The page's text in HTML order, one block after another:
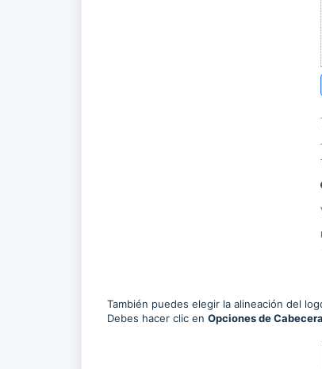
También puedes elegir la alineación del
Debes hacer clic en Opciones de Cabecera